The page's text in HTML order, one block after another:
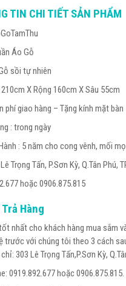
TIN CHI TIẾT SẢN PHẨM
Áo Gỗ
sồi tự nhiên
X Rộng 160cm X Sâu 55cm
phí giao hàng – Tặng kính mặt bàn
: trong ngày
: 5 năm cho cong vênh, mối
Trọng Tấn, P.Sơn Kỳ, Q.Tân Phú,
hoặc 0906.875.815
Hàng
nhất cho khách hàng mua sắm
trước với chúng tôi theo 3 cách
303 Lê Trọng Tấn,P.Sơn Kỳ,
0919.892.677 hoặc 0906.875.815.